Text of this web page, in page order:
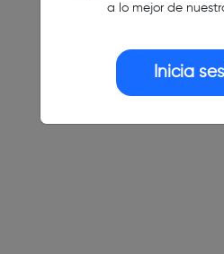
a lo mejor de
Inicia